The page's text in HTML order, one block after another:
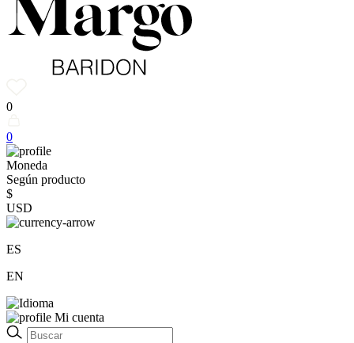
0
0
Moneda
Según producto
$
USD
ES
EN
Mi cuenta